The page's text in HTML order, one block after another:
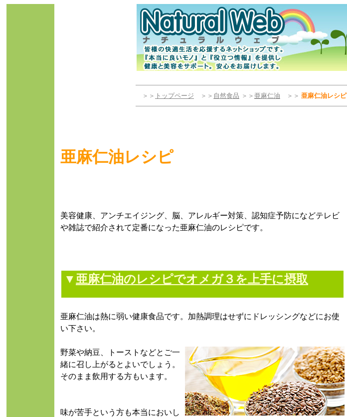
＞＞ トップページ ＞＞ 自然食品 ＞＞ 亜麻仁油 ＞＞ 亜麻仁油レシピ
亜麻仁油レシピ
美容健康、アンチエイジング、脳、アレルギー対策、認知症予防になどテレビ
や雑誌で紹介されて定番になった亜麻仁油のレシピです。
▼ 亜麻仁油のレシピでオメガ３を上手に摂取
亜麻仁油は熱に弱い健康食品です。加熱調理はせずにドレッシングなどにお使
い下さい。
野菜や納豆、トーストなどとご一
緒に召し上がるとよいでしょう。
そのまま飲用する方もいます。
味が苦手という方も本当においし